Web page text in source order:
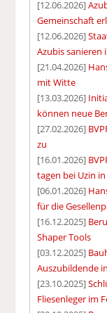
[12.06.2026]
Gemeinschaft
[12.06.2026]
Azubis sanieren
[21.04.2026]
mit Witte
[13.03.2026]
können neue
[27.02.2026]
zu
[16.01.2026]
tagen bei Uzin
[06.01.2026]
für die
[16.12.2025]
Shaper Tools
[03.12.2025]
Auszubildende
[23.10.2025]
Fliesenleger im